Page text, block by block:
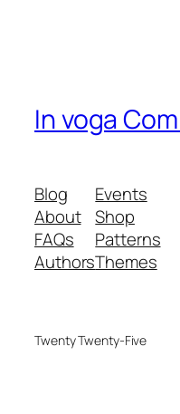
In voga
Blog
About
FAQs
Authors
Events
Shop
Patterns
Themes
Twenty Twenty-Five